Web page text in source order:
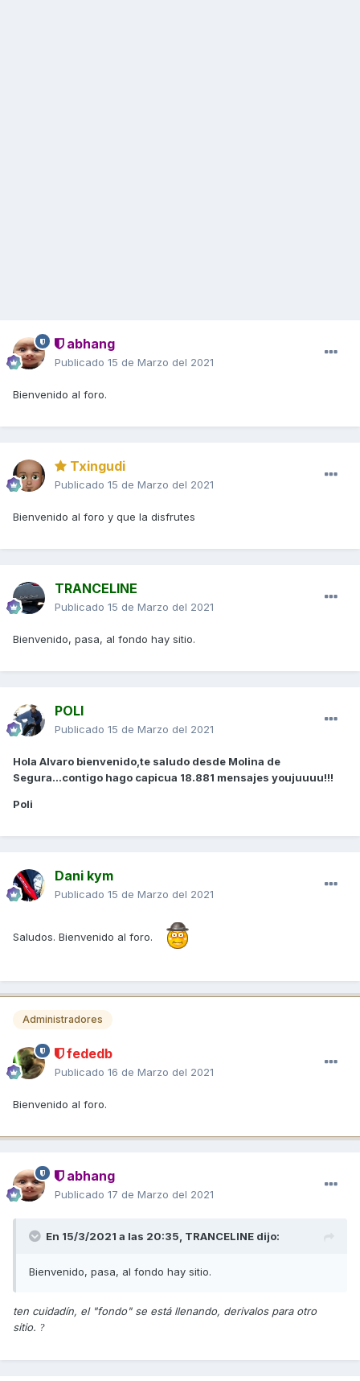
abhang
Publicado 15 de Marzo del 2021
Bienvenido al foro.
Txingudi
Publicado 15 de Marzo del 2021
Bienvenido al foro y que la disfrutes
TRANCELINE
Publicado 15 de Marzo del 2021
Bienvenido, pasa, al fondo hay sitio.
POLI
Publicado 15 de Marzo del 2021
Hola Alvaro bienvenido,te saludo desde Molina de
Segura...contigo hago capicua 18.881 mensajes youjuuuu!!!
Poli
Dani kym
Publicado 15 de Marzo del 2021
Saludos. Bienvenido al foro.
Administradores
fededb
Publicado 16 de Marzo del 2021
Bienvenido al foro.
abhang
Publicado 17 de Marzo del 2021
En 15/3/2021 a las 20:35, TRANCELINE dijo:
Bienvenido, pasa, al fondo hay sitio.
ten cuidadín, el "fondo" se está llenando, derivalos para otro
sitio. ?